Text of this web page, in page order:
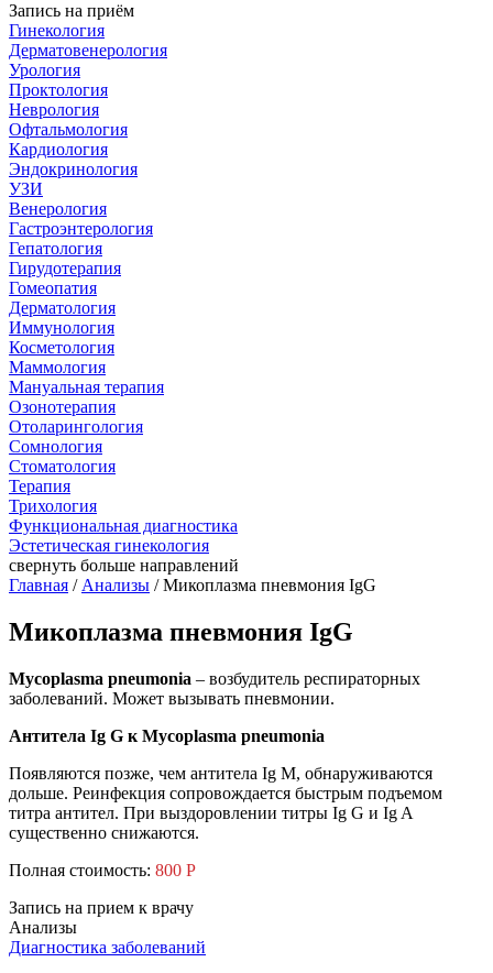
Запись на приём
Гинекология
Дерматовенерология
Урология
Проктология
Неврология
Офтальмология
Кардиология
Эндокринология
УЗИ
Венерология
Гастроэнтерология
Гепатология
Гирудотерапия
Гомеопатия
Дерматология
Иммунология
Косметология
Маммология
Мануальная терапия
Озонотерапия
Отоларингология
Сомнология
Стоматология
Терапия
Трихология
Функциональная диагностика
Эстетическая гинекология
свернуть больше направлений
Главная / Анализы / Микоплазма пневмония IgG
Микоплазма пневмония IgG
Мycoplasma pneumonia – возбудитель респираторных
заболеваний. Может вызывать пневмонии.
Антитела Ig G к Mycoplasma pneumonia
Появляются позже, чем антитела Ig M, обнаруживаются
дольше. Реинфекция сопровождается быстрым подъемом
титра антител. При выздоровлении титры Ig G и Ig A
существенно снижаются.
Полная стоимость: 800 Р
Запись на прием к врачу
Анализы
Диагностика заболеваний